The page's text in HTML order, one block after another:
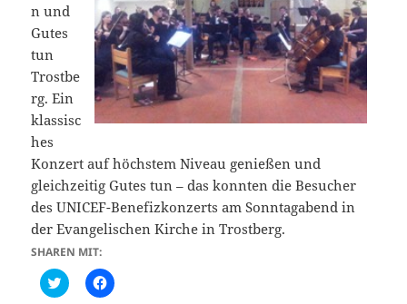
n und
Gutes
tun
Trostbe
rg. Ein
klassisc
hes
Konzert auf höchstem Niveau genießen und
gleichzeitig Gutes tun – das konnten die Besucher
des UNICEF-Benefizkonzerts am Sonntagabend in
der Evangelischen Kirche in Trostberg.
SHAREN MIT:
C
l
K
l